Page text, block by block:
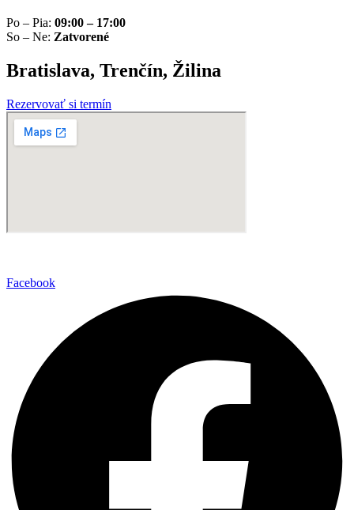
Po – Pia: 09:00 – 17:00
So – Ne: Zatvorené
Bratislava, Trenčín, Žilina
Rezervovať si termín
Facebook